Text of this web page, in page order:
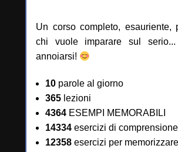
Un corso completo, esauriente,
chi vuole imparare sul
annoiarsi!
10 parole al giorno
365 lezioni
4364 ESEMPI MEMORABILI
14334 esercizi di
12358 esercizi per